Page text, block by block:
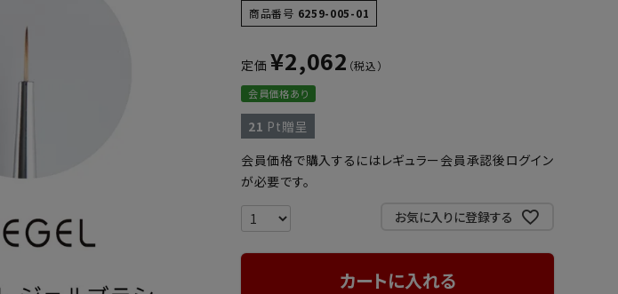
ニュアンスジェル
エメナコラボジェル
商品番号 6259-005-01
定価 ¥2,062
会員価格あり
21 Pt贈呈
会員価格で購入するにはレギュラー会員承認後ログイン
が必要です。
お気に入りに登録する
カートに入れる